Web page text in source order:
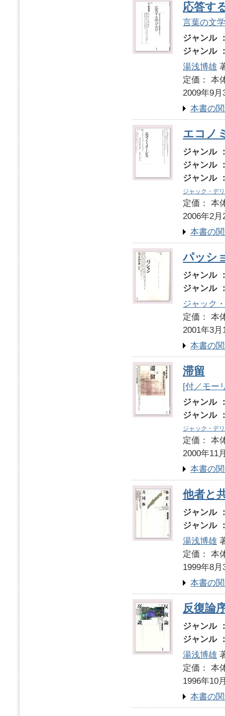
応答す
言葉の文
ジャンル
ジャンル
湯浅博雄
定価：
2009年9月
本書の
エコノ
ジャンル
ジャンル
ジャンル
ジャック・デ
定価：
2006年2月
本書の
パッシ
ジャンル
ジャンル
ジャック
定価：
2001年3月
本書の
滞留
[付／モー
ジャンル
ジャンル
ジャック・デ
定価：
2000年11
本書の
他者と
ジャンル
ジャンル
湯浅博雄
定価：
1999年8月
本書の
反復論
ジャンル
ジャンル
湯浅博雄
定価：
1996年10
本書の